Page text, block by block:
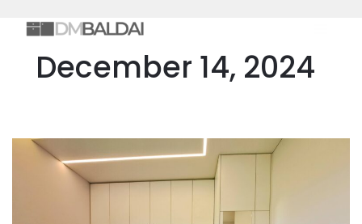
contentDecember 14, 2024